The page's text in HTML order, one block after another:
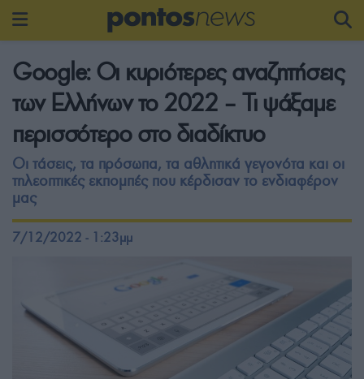
Google: Οι κυριότερες αναζητήσεις
των Ελλήνων το 2022 – Τι ψάξαμε
περισσότερο στο διαδίκτυο
Οι τάσεις, τα πρόσωπα, τα αθλητικά γεγονότα και οι
τηλεοπτικές εκπομπές που κέρδισαν το ενδιαφέρον
μας
7/12/2022 - 1:23μμ